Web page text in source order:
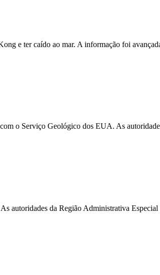
e ter caído ao mar. A informação foi
o Serviço Geológico dos EUA. As
autoridades da Região Administrativa